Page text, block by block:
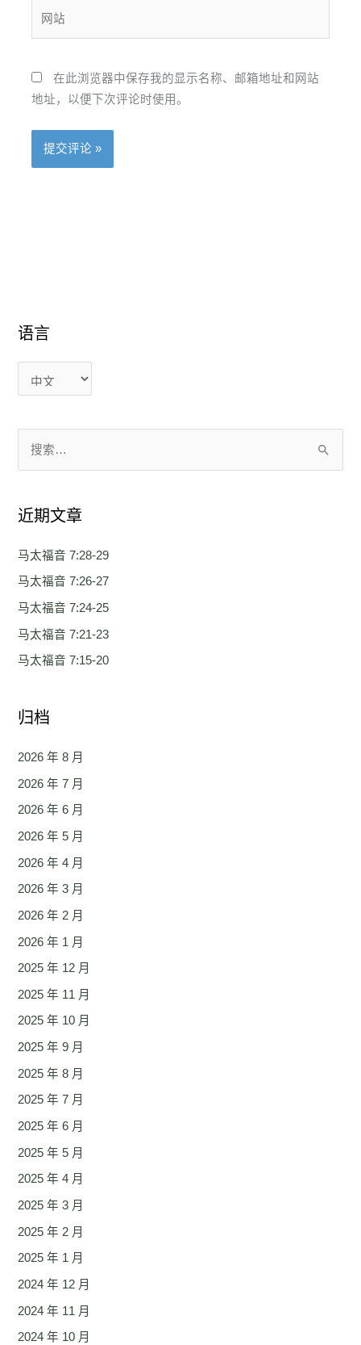
在此浏览器中保存我的显示名称、邮箱地址和网站
地址，以便下次评论时使用。
语言
语
近期文章
马太福音 7:28-29
马太福音 7:26-27
马太福音 7:24-25
马太福音 7:21-23
马太福音 7:15-20
归档
2026 年 8 月
2026 年 7 月
2026 年 6 月
2026 年 5 月
2026 年 4 月
2026 年 3 月
2026 年 2 月
2026 年 1 月
2025 年 12 月
2025 年 11 月
2025 年 10 月
2025 年 9 月
2025 年 8 月
2025 年 7 月
2025 年 6 月
2025 年 5 月
2025 年 4 月
2025 年 3 月
2025 年 2 月
2025 年 1 月
2024 年 12 月
2024 年 11 月
2024 年 10 月
语